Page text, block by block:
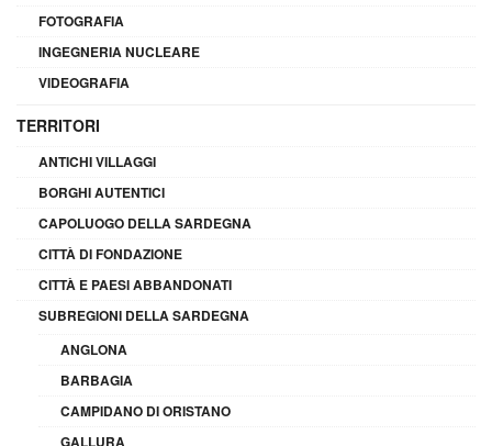
FOTOGRAFIA
INGEGNERIA NUCLEARE
VIDEOGRAFIA
TERRITORI
ANTICHI VILLAGGI
BORGHI AUTENTICI
CAPOLUOGO DELLA SARDEGNA
CITTÀ DI FONDAZIONE
CITTÀ E PAESI ABBANDONATI
SUBREGIONI DELLA SARDEGNA
ANGLONA
BARBAGIA
CAMPIDANO DI ORISTANO
GALLURA